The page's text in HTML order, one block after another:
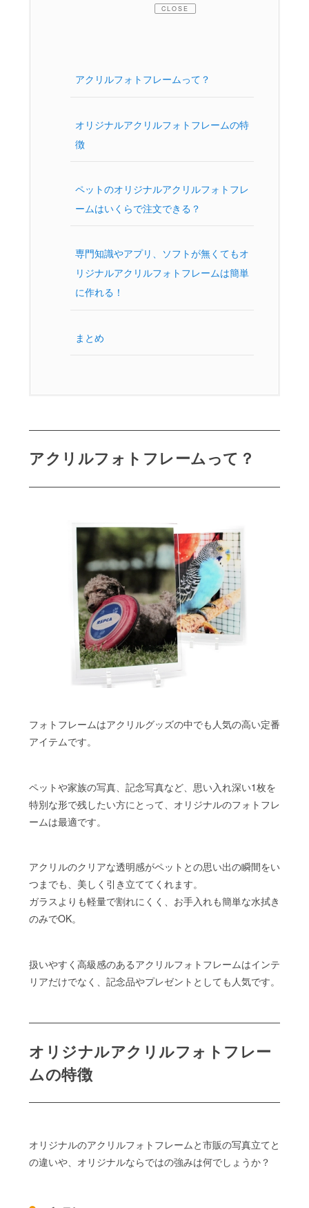
CLOSE
アクリルフォトフレームって？
オリジナルアクリルフォトフレームの特
徴
ペットのオリジナルアクリルフォトフレ
ームはいくらで注文できる？
専門知識やアプリ、ソフトが無くてもオ
リジナルアクリルフォトフレームは簡単
に作れる！
まとめ
アクリルフォトフレームって？
フォトフレームはアクリルグッズの中でも人気の高い定番
アイテムです。
ペットや家族の写真、記念写真など、思い入れ深い1枚を
特別な形で残したい方にとって、オリジナルのフォトフレ
ームは最適です。
アクリルのクリアな透明感がペットとの思い出の瞬間をい
つまでも、美しく引き立ててくれます。
ガラスよりも軽量で割れにくく、お手入れも簡単な水拭き
のみでOK。
扱いやすく高級感のあるアクリルフォトフレームはインテ
リアだけでなく、記念品やプレゼントとしても人気です。
オリジナルアクリルフォトフレー
ムの特徴
オリジナルのアクリルフォトフレームと市販の写真立てと
の違いや、オリジナルならではの強みは何でしょうか？